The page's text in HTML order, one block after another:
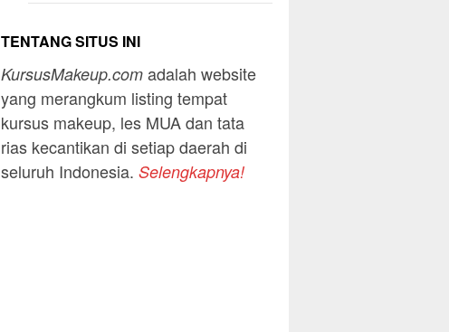
TENTANG SITUS INI
KursusMakeup.com adalah website
yang merangkum listing tempat
kursus makeup, les MUA dan tata
rias kecantikan di setiap daerah di
seluruh Indonesia.Selengkapnya!